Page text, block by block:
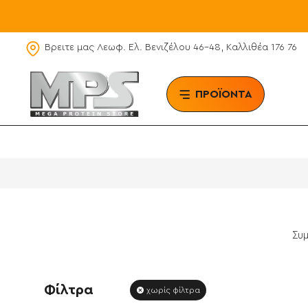
Βρειτε μας Λεωφ. Ελ. Βενιζέλου 46-48, Καλλιθέα 176 76
ΠΡΟΪΟΝΤΑ
Φίλτρα χωρίς φίλτρα